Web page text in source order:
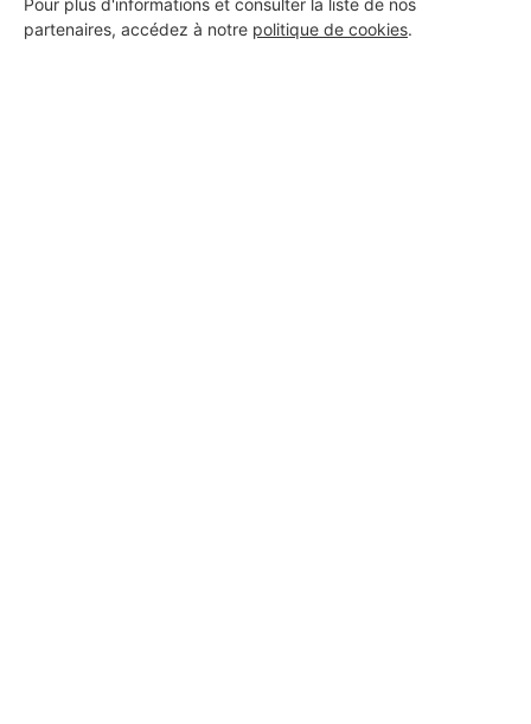
Pour plus d'informations et consulter la liste de nos
partenaires, accédez à notre politique de cookies.
Aucun autre professionnel disponible dans cette zone
géographique.